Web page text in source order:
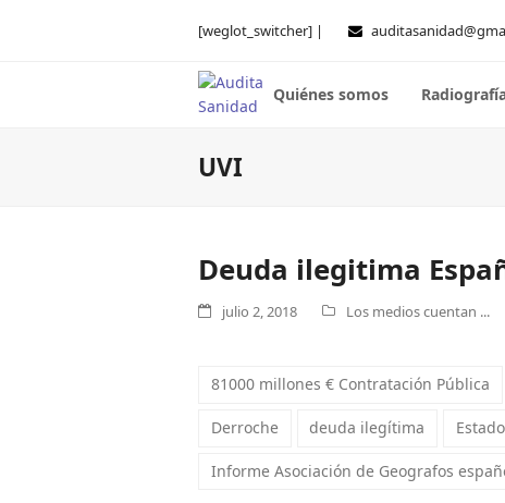
[weglot_switcher] |
Quiénes somos
UVI
Deuda ilegitima
julio 2, 2018 Los medios cuentan ...
81000 millones € Contratación Pública
Derroche deuda ilegítima
Informe Asociación de Geografos